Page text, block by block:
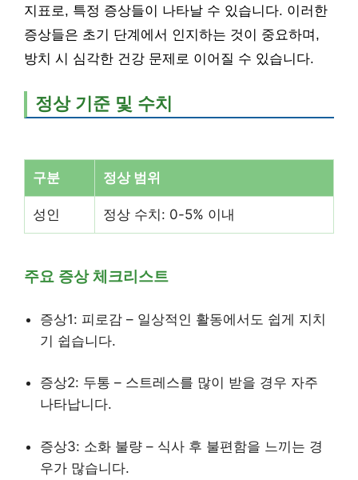
지표로, 특정 증상들이 나타날 수 있습니다. 이러한
증상들은 초기 단계에서 인지하는 것이 중요하며,
방치 시 심각한 건강 문제로 이어질 수 있습니다.
정상 기준 및 수치
구분 정상 범위
성인 정상 수치: 0-5% 이내
주요 증상 체크리스트
증상1: 피로감 – 일상적인 활동에서도 쉽게 지치
기 쉽습니다.
증상2: 두통 – 스트레스를 많이 받을 경우 자주
나타납니다.
증상3: 소화 불량 – 식사 후 불편함을 느끼는 경
우가 많습니다.